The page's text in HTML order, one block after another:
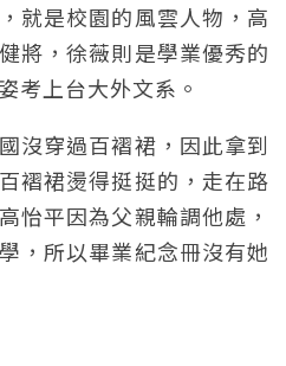
就是校園的風雲人物，高
將，徐薇則是學業優秀的
考上台大外文系。
沒穿過百褶裙，因此拿到
褶裙燙得挺挺的，走在路
怡平因為父親輪調他處，
，所以畢業紀念冊沒有她